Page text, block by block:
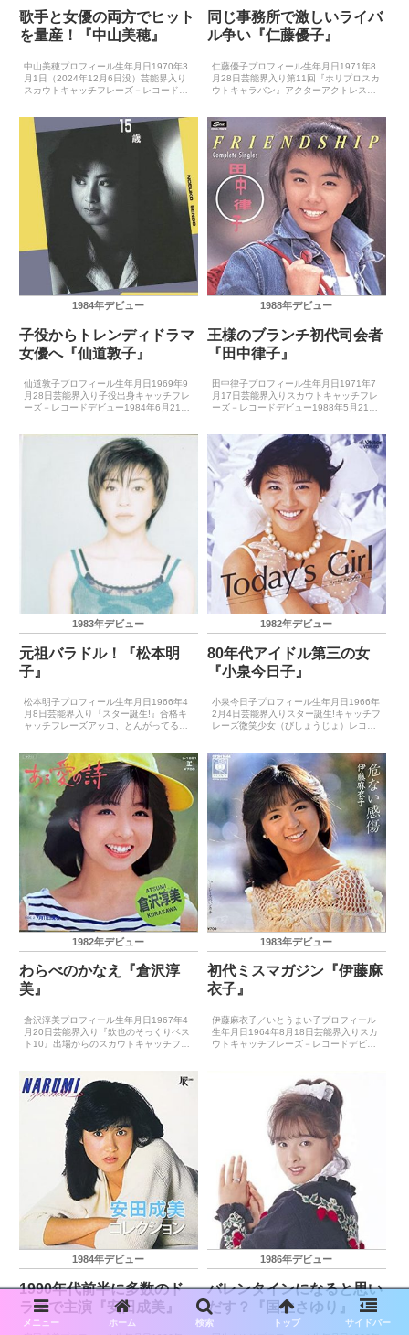
歌手と女優の両方でヒット
を量産！『中山美穂』
中山美穂プロフィール生年月日1970年3
月1日（2024年12月6日没）芸能界入り
スカウトキャッチフレーズ－レコードデ
レコード大賞最優秀新人賞（「Ｃ」）主
要音...
同じ事務所で激しいライバ
ル争い『仁藤優子』
仁藤優子プロフィール生年月日1971年8
月28日芸能界入り第11回『ホリプロスカ
ウトキャラバン』アクターアクトレス賞
主要音楽賞受賞歴（最優秀新人賞）1987
年日本...
1984年デビュー
子役からトレンディドラマ
女優へ『仙道敦子』
仙道敦子プロフィール生年月日1969年9
月28日芸能界入り子役出身キャッチフレ
ーズ－レコードデビュー1984年6月21日
－ゴールデン・アロー賞受賞歴－主要映
1988年デビュー
王様のブランチ初代司会者
『田中律子』
田中律子プロフィール生年月日1971年7
月17日芸能界入りスカウトキャッチフレ
ーズ－レコードデビュー1988年5月21日
賞）－ゴールデン・アロー賞受賞歴－主
要映画...
1983年デビュー
元祖バラドル！『松本明
子』
松本明子プロフィール生年月日1966年4
月8日芸能界入り『スター誕生!』合格キ
ャッチフレーズアッコ、とんがってるね
秀新人賞）－主要音楽祭受賞歴（大賞）
－ゴールデン...
1982年デビュー
80年代アイドル第三の女
『小泉今日子』
小泉今日子プロフィール生年月日1966年
2月4日芸能界入りスター誕生!キャッチフ
レーズ微笑少女（びしょうじょ）レコー
年日本テレビ音楽祭最優秀新人賞（素敵
なラ...
1982年デビュー
わらべのかなえ『倉沢淳
美』
倉沢淳美プロフィール生年月日1967年4
月20日芸能界入り『欽也のそっくりベス
ト10』出場からのスカウトキャッチフレ
1984年3月21日（プロフィール）※ソロ
とし...
1983年デビュー
初代ミスマガジン『伊藤麻
衣子』
伊藤麻衣子／いとうまい子プロフィール
生年月日1964年8月18日芸能界入りスカ
ウトキャッチフレーズ－レコードデビュ
受賞歴（大賞）－ゴールデン・アロー賞
1984年デビュー
1990年代前半に多数のド
ラマで主演『安田成美』
1986年デビュー
バレンタインになると思い
だす？『国生さゆり』
メニュー ホーム 検索 トップ サイドバー